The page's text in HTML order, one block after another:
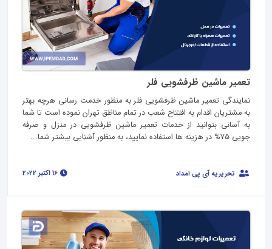
تعمیر ماشین ظرفشویی فلر
نمایندگی تعمیر ماشین ظرفشویی فلر به منظور خدمت رسانی هرچه بهتر
به مشتریان اقدام به افتتاح شعب در تمام مناظق تهران نموده است تا شما
به آسانی بتوانید از خدمات تعمیر ماشین ظرفشویی در منزل و صرفه
جویی 75% در هزینه ها استفاده نمایید، به منظور آشنایی بیشتر شما...
تحریریه آی پی امداد